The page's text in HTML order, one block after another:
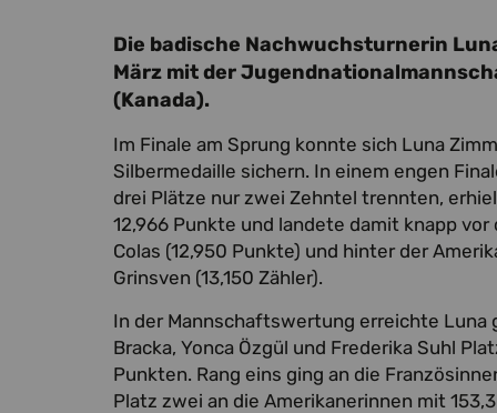
Die badische Nachwuchsturnerin
März mit der
(Kanada).
Im Finale am Sprung konnte sich Luna
Silbermedaille sichern. In einem engen
drei Plätze nur zwei Zehntel trennten,
12,966 Punkte und landete damit knapp vor
Colas (12,950 Punkte) und hinter der
Grinsven (13,150 Zähler).
In der Mannschaftswertung erreichte Luna
Bracka, Yonca Özgül und Frederika Suhl
Punkten. Rang eins ging an die
Platz zwei an die Amerikanerinnen mit